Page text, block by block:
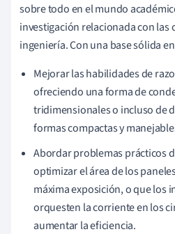
sobre todo en el mundo
investigación relacionada con las
ingeniería. Con una base sólida
Mejorar las habilidades de
ofreciendo una forma de
tridimensionales o incluso de
formas compactas y
Abordar problemas prácticos
optimizar el área de los
máxima exposición, o que los
orquesten la corriente en los
aumentar la eficiencia.